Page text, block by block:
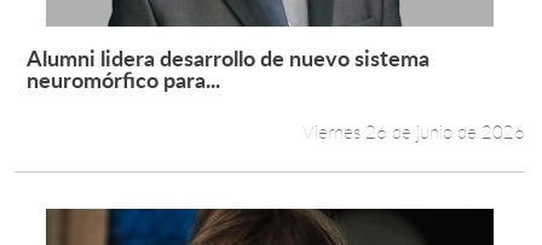
Leer más +
Alumni lidera desarrollo de nuevo sistema
neuromórfico para...
Viernes 26 de junio de 2026